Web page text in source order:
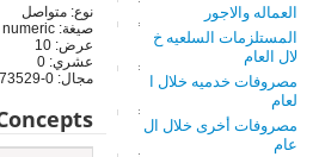
العماله والاجور
المستلزمات السلعيه خ
لال العام
مصروفات خدميه خلال ا
لعام
مصروفات أخرى خلال ال
عام
نوع: متواصل
صيغة: numeric
عرض: 10
عشري: 0
مجال: 0-1875673529